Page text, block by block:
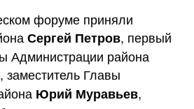
форуме приняли
Сергей Петров, первый
Администрации района
, заместитель Главы
Юрий Муравьев,